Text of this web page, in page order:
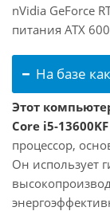
nVidia GeForce
питания ATX
На базе
Этот
Core i5-13600KF
процессор,
Он использует